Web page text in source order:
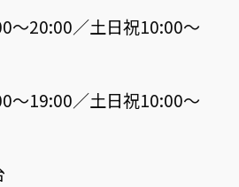
～20:00／土日祝10:00～
～19:00／土日祝10:00～